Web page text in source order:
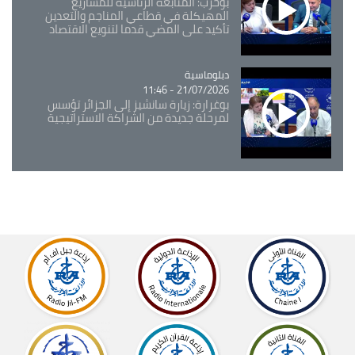
المهيكلة في قطاعي المناجم والتعدين
تأكيد على المضي قدما لتنويع الاقتصاد
Catégorie
دبلوماسية
21/07/2026 - 11:46
بوغرارة: زيارة سانشيز إلى الجزائر تؤسس
لمرحلة جديدة من الشراكة الاستراتيجية